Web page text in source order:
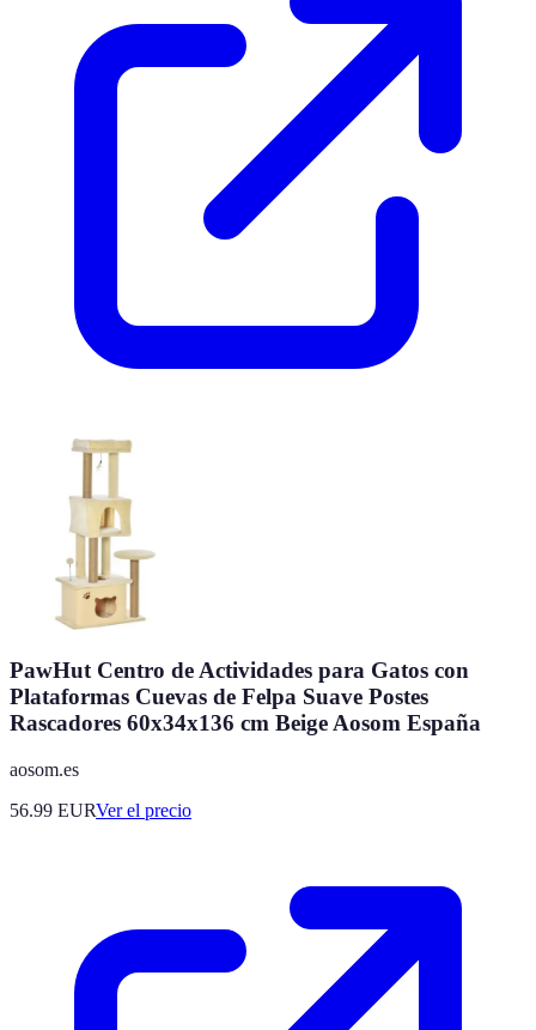
PawHut Centro de Actividades para Gatos con
Plataformas Cuevas de Felpa Suave Postes
Rascadores 60x34x136 cm Beige Aosom España
aosom.es
56.99 EURVer el precio